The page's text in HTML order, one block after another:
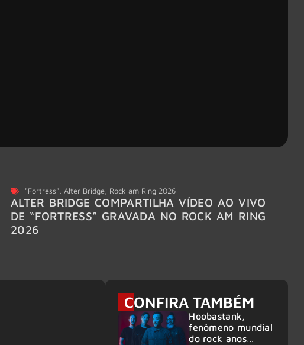
"Fortress",Alter Bridge, Rock am Ring 2026
ALTER BRIDGE COMPARTILHA VÍDEO AO VIVO
DE “FORTRESS” GRAVADA NO ROCK AM RING
2026
CONFIRA TAMBÉM
Hoobastank,
fenômeno mundial
do rock anos